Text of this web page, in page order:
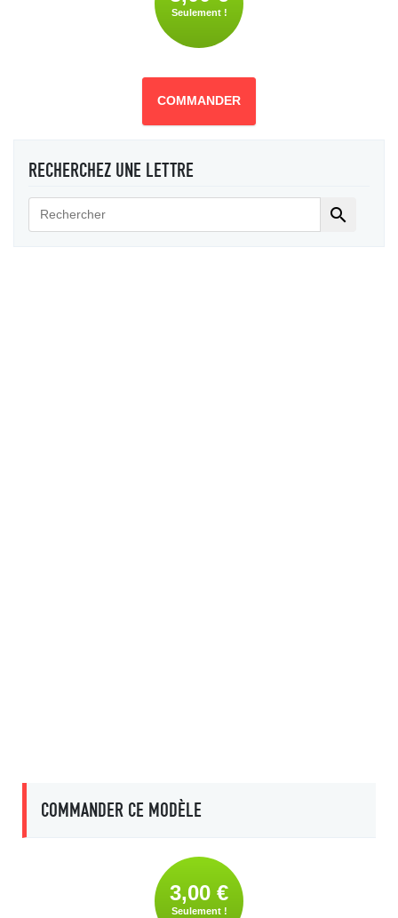
Seulement !
COMMANDER
RECHERCHEZ UNE LETTRE

COMMANDER CE MODÈLE
3,00 €
Seulement !